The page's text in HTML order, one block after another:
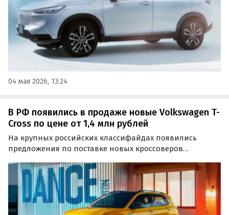
04 мая 2026, 13:24
В РФ появились в продаже новые Volkswagen T-
Cross по цене от 1,4 млн рублей
На крупных российских классифайдах появились
предложения по поставке новых кроссоверов
иногда из Японии.